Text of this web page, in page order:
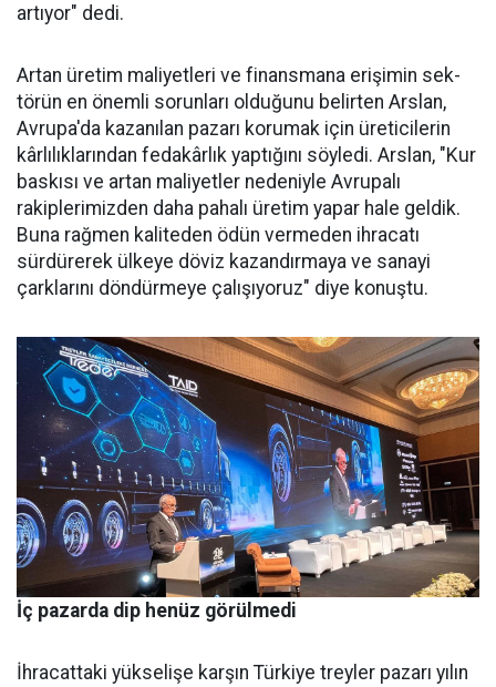
ar­tıyor" dedi.
Artan üretim ma­liyetleri ve finans­mana erişimin sek­
törün en önemli sorunları oldu­ğunu belirten Arslan,
Avrupa'da kazanılan pazarı korumak için üreticilerin
kârlılıklarından fe­dakârlık yaptığını söyledi. Arslan, "Kur
baskısı ve artan maliyetler nedeniyle Avrupalı
rakiplerimiz­den daha pahalı üretim yapar ha­le geldik.
Buna rağmen kaliteden ödün vermeden ihracatı
sürdüre­rek ülkeye döviz kazandırmaya ve sanayi
çarklarını döndürmeye ça­lışıyoruz" diye konuştu.
İç pazarda dip henüz görülmedi
İhracattaki yükselişe karşın Türkiye treyler pazarı yılın